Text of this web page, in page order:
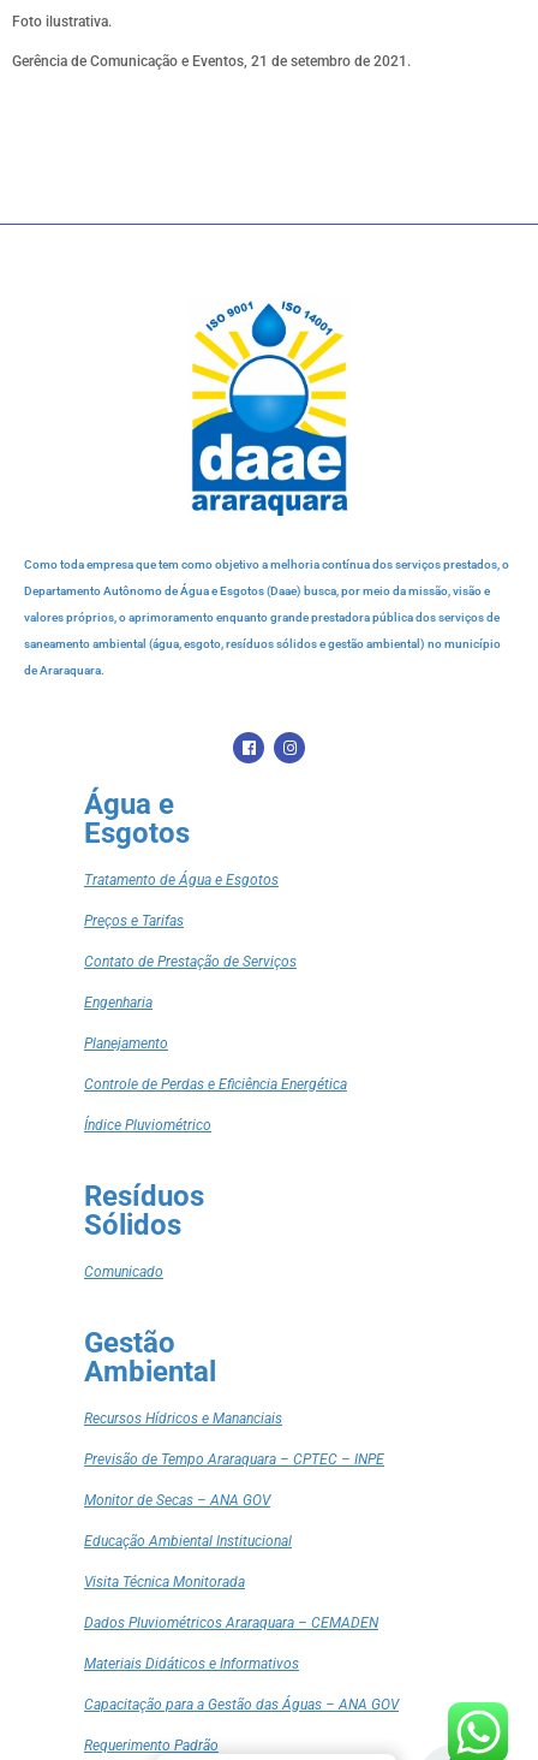
Foto ilustrativa.
Gerência de Comunicação e Eventos, 21 de setembro de 2021.
Como toda empresa que tem como objetivo a melhoria contínua dos serviços prestados, o
Departamento Autônomo de Água e Esgotos (Daae) busca, por meio da missão, visão e
valores próprios, o aprimoramento enquanto grande prestadora pública dos serviços de
saneamento ambiental (água, esgoto, resíduos sólidos e gestão ambiental) no município
de Araraquara.
Água e
Esgotos
Tratamento de Água e Esgotos
Preços e Tarifas
Contato de Prestação de Serviços
Engenharia
Planejamento
Controle de Perdas e Eficiência Energética
Índice Pluviométrico
Resíduos
Sólidos
Comunicado
Gestão
Ambiental
Recursos Hídricos e Mananciais
Previsão de Tempo Araraquara – CPTEC – INPE
Monitor de Secas – ANA GOV
Educação Ambiental Institucional
Visita Técnica Monitorada
Dados Pluviométricos Araraquara – CEMADEN
Materiais Didáticos e Informativos
Capacitação para a Gestão das Águas – ANA GOV
Requerimento Padrão